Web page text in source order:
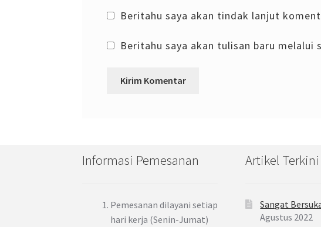
Beritahu saya akan tindak lanjut
Beritahu saya akan tulisan baru melalui
Informasi Pemesanan
Pemesanan dilayani setiap
hari kerja (Senin-Jumat)
Artikel Terkini
Sangat
Agustus 2022